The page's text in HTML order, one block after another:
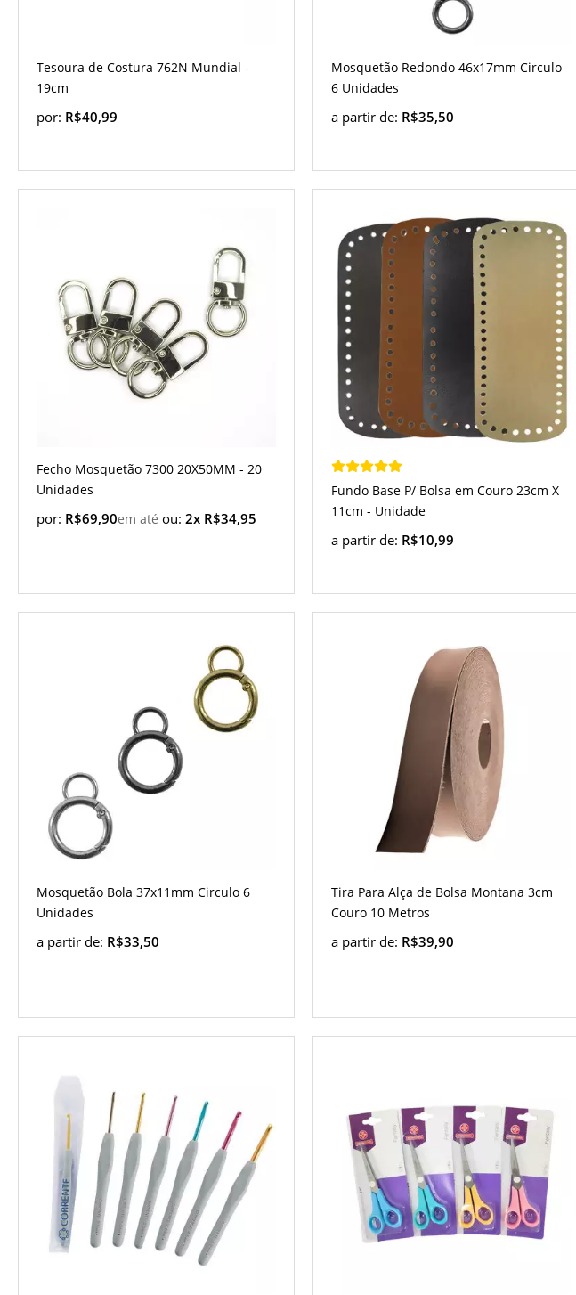
Tesoura de Costura 762N Mundial -
19cm
por: R$40,99
Mosquetão Redondo 46x17mm Circulo
6 Unidades
a partir de: R$35,50
Fecho Mosquetão 7300 20X50MM - 20
Unidades
por: R$69,90 ou: 2x R$34,95
Fundo Base P/ Bolsa em Couro 23cm X
11cm - Unidade
a partir de: R$10,99
Mosquetão Bola 37x11mm Circulo 6
Unidades
a partir de: R$33,50
Tira Para Alça de Bolsa Montana 3cm
Couro 10 Metros
a partir de: R$39,90